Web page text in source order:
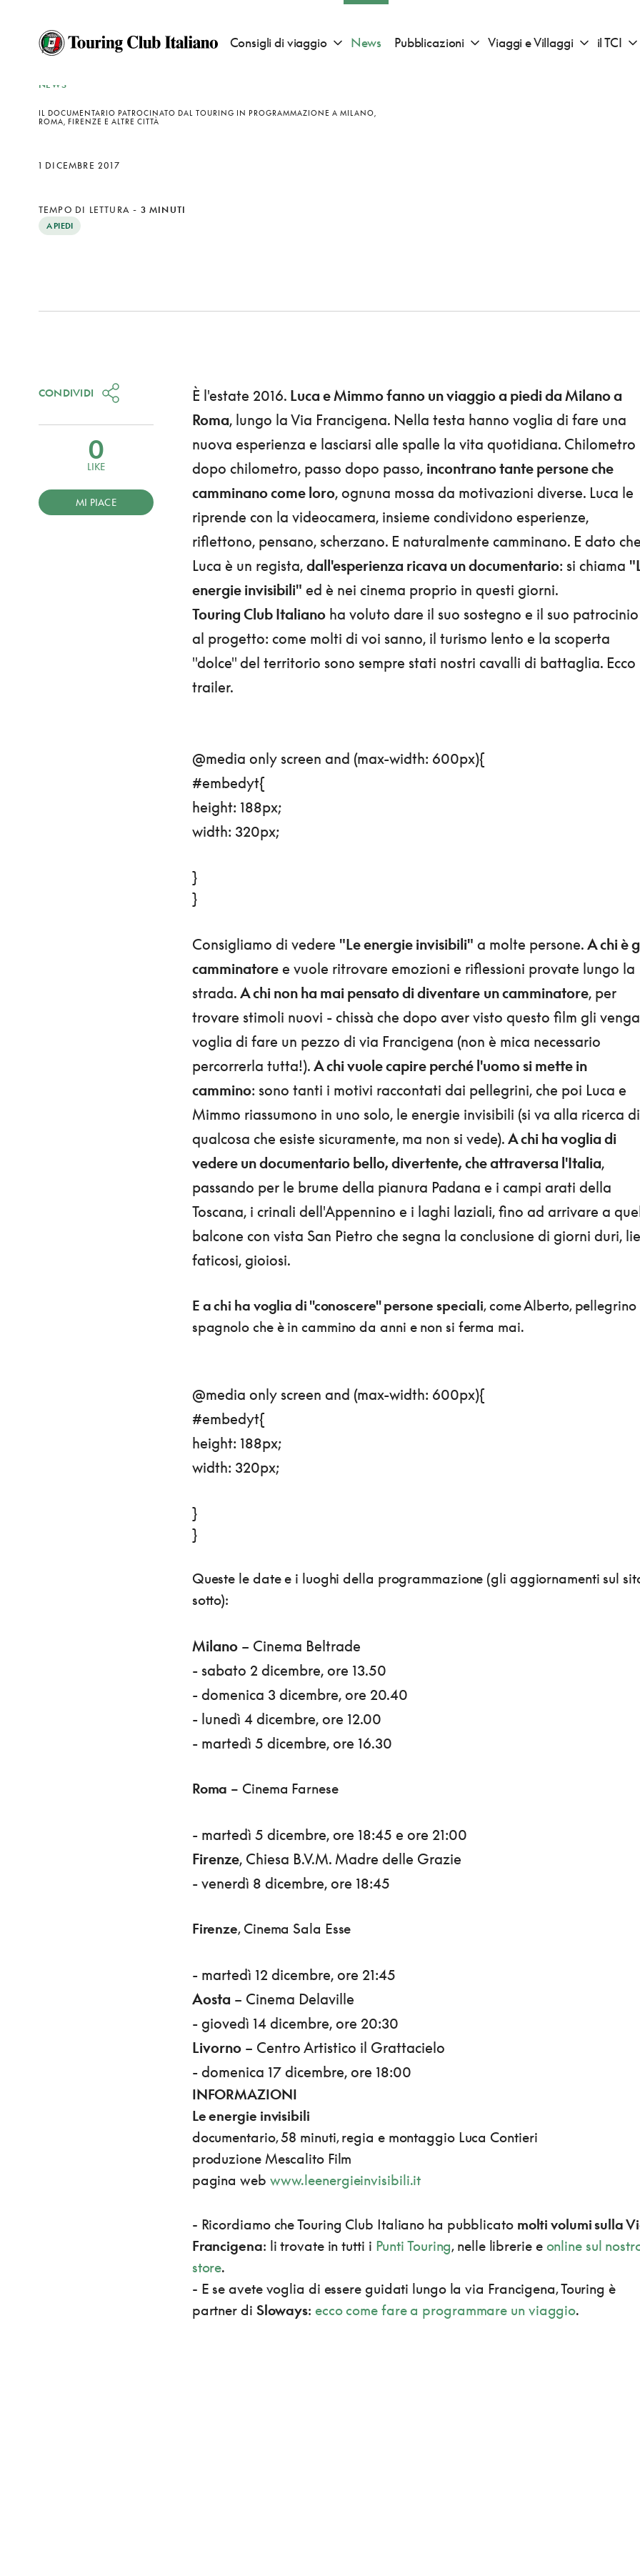
Consigli di viaggio Apri sotto menu "Consigli di viaggio"
News Pubblicazioni Apri sotto menu "Pubblicazioni"
Viaggi e Villaggi Apri sotto
il TCI
NEWS
IL DOCUMENTARIO PATROCINATO DAL TOURING IN PROGRAMMAZIONE A MILANO,
ROMA, FIRENZE E ALTRE CITTÀ
1 DICEMBRE 2017
TEMPO DI LETTURA - 3 MINUTI
A PIEDI
È l'estate 2016. Luca e Mimmo fanno un viaggio a piedi da Milano a
Roma, lungo la Via Francigena. Nella testa hanno voglia di fare una
nuova esperienza e lasciarsi alle spalle la vita quotidiana. Chilometro
dopo chilometro, passo dopo passo, incontrano tante persone che
camminano come loro, ognuna mossa da motivazioni diverse. Luca le
riprende con la videocamera, insieme condividono esperienze,
riflettono, pensano, scherzano. E naturalmente camminano. E dato
Luca è un regista, dall'esperienza ricava un documentario: si chiama
energie invisibili" ed è nei cinema proprio in questi giorni.
Touring Club Italianoha voluto dare il suo sostegno e il suo patrocinio
al progetto: come molti di voi sanno, il turismo lento e la scoperta
"dolce" del territorio sono sempre stati nostri cavalli di battaglia. Ecco
trailer.
@media only screen and (max-width: 600px){
#embedyt{
height: 188px;
width: 320px;
}
}
Consigliamo di vedere "Le energie invisibili" a molte persone. A chi è
camminatoree vuole ritrovare emozioni e riflessioni provate lungo la
strada. A chi non ha mai pensato di diventare un camminatore, per
trovare stimoli nuovi - chissà che dopo aver visto questo film gli venga
voglia di fare un pezzo di via Francigena (non è mica necessario
percorrerla tutta!). A chi vuole capire perché l'uomo si mette in
cammino: sono tanti i motivi raccontati dai pellegrini, che poi Luca e
Mimmo riassumono in uno solo, le energie invisibili (si va alla ricerca di
qualcosa che esiste sicuramente, ma non si vede). A chi ha voglia di
vedere un documentario bello, divertente, che attraversa l'Italia,
passando per le brume della pianura Padana e i campi arati della
Toscana, i crinali dell'Appennino e i laghi laziali, fino ad arrivare a
balcone con vista San Pietro che segna la conclusione di giorni duri,
faticosi, gioiosi.
E a chi ha voglia di "conoscere" persone speciali, come Alberto, pellegrino
spagnolo che è in cammino da anni e non si ferma mai.
@media only screen and (max-width: 600px){
#embedyt{
height: 188px;
width: 320px;
}
}
Queste le date e i luoghi della programmazione (gli aggiornamenti sul
sotto):
Milano– Cinema Beltrade
- sabato 2 dicembre, ore 13.50
- domenica 3 dicembre, ore 20.40
- lunedì 4 dicembre, ore 12.00
- martedì 5 dicembre, ore 16.30
Roma – Cinema Farnese
- martedì 5 dicembre, ore 18:45 e ore 21:00
Firenze, Chiesa B.V.M. Madre delle Grazie
- venerdì 8 dicembre, ore 18:45
Firenze, Cinema Sala Esse
- martedì 12 dicembre, ore 21:45
Aosta – Cinema Delaville
- giovedì 14 dicembre, ore 20:30
Livorno– Centro Artistico il Grattacielo
- domenica 17 dicembre, ore 18:00
INFORMAZIONI
Le energie invisibili
documentario, 58 minuti, regia e montaggio Luca Contieri
produzione Mescalito Film
pagina web www.leenergieinvisibili.it
- Ricordiamo che Touring Club Italiano ha pubblicato molti volumi sulla
Francigena: li trovate in tutti i Punti Touring, nelle librerie e online sul
store.
- E se avete voglia di essere guidati lungo la via Francigena, Touring è
partner di Sloways: ecco come fare a programmare un viaggio.
CONDIVIDI
0
LIKE
MI PIACE